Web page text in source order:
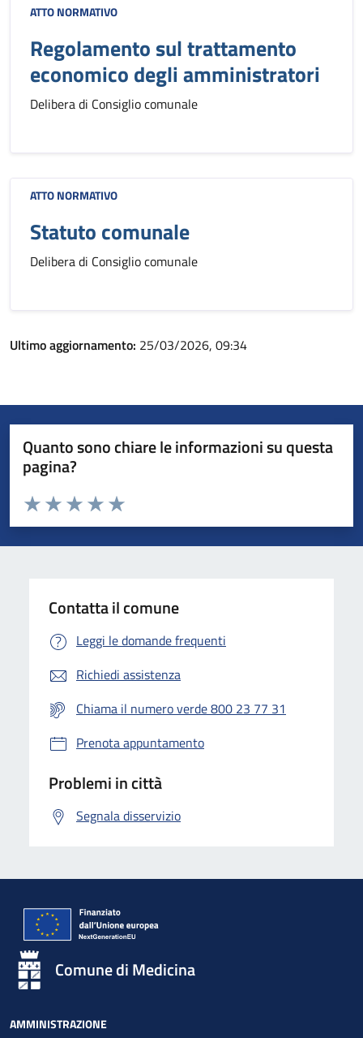
ATTO NORMATIVO
Regolamento sul trattamento
economico degli amministratori
Delibera di Consiglio comunale
ATTO NORMATIVO
Statuto comunale
Delibera di Consiglio comunale
Ultimo aggiornamento: 25/03/2026, 09:34
Quanto sono chiare le informazioni su questa
pagina?
Valuta da 1 a 5 stelle la pagina
Valuta 5 stelle su 5
Valuta 4 stelle su 5
Valuta 3 stelle su 5
Valuta 2 stelle su 5
Valuta 1 stelle su 5
Contatta il comune
Leggi le domande frequenti
Richiedi assistenza
Chiama il numero verde 800 23 77 31
Prenota appuntamento
Problemi in città
Segnala disservizio
Comune di Medicina
AMMINISTRAZIONE